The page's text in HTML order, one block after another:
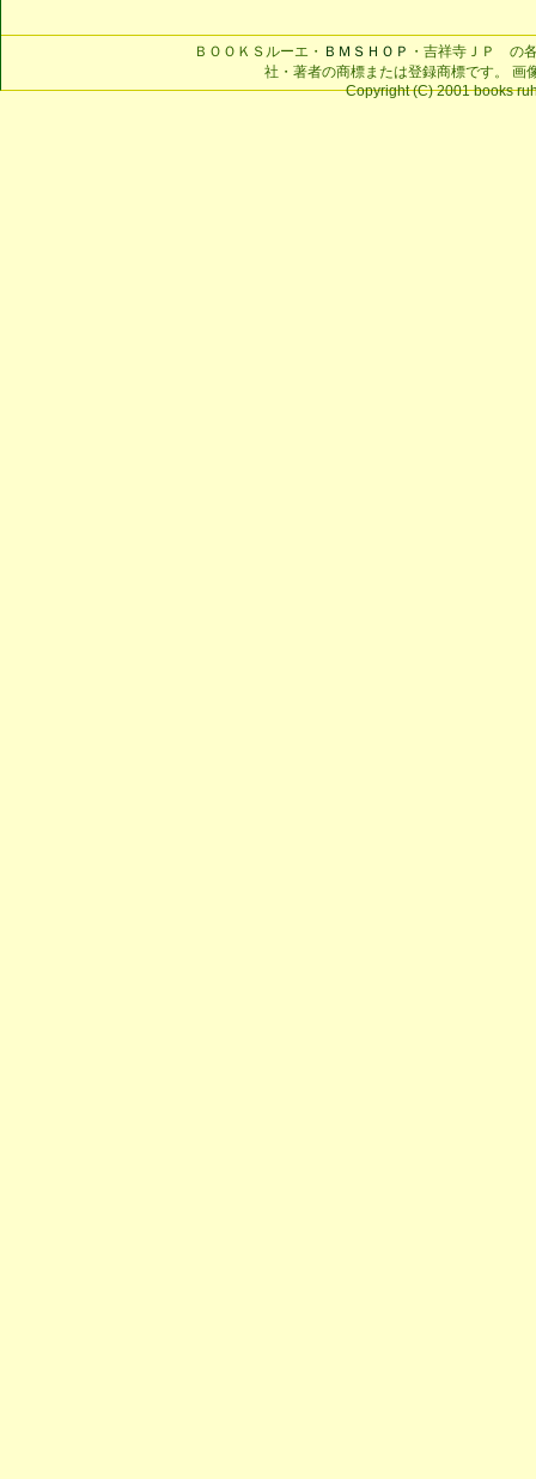
ＢＯＯＫＳルーエ・ ＢＭＳＨＯＰ ・吉祥寺ＪＰ の
社・著者の商標または登録商標です。 画
Copyright (C) 2001 books